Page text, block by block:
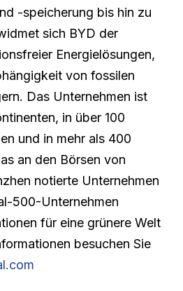
-speicherung bis hin zu
sich BYD der
Energielösungen,
von fossilen
Das Unternehmen ist
in über 100
und in mehr als 400
an den Börsen von
notierte Unternehmen
500-Unternehmen
für eine grünere Welt
besuchen Sie